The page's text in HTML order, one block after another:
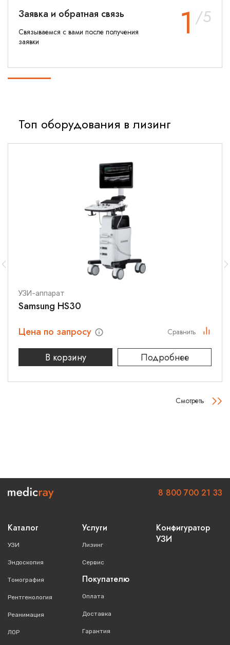
1 /5
Заявка и обратная связь
Связываемся с вами после получения
заявки
Топ оборудования в лизинг
УЗИ-аппарат
Samsung HS30
Цена по запросу
В корзину
Подробнее
Сравнить
Смотреть
Каталог
УЗИ
Эндоскопия
Томография
Рентгенология
Реанимация
ЛОР
Услуги
Лизинг
Сервис
Покупателю
Оплата
Доставка
Гарантия
Конфигуратор
УЗИ
8 800 700 21 33